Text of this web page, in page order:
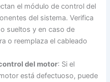
el módulo de control del
del sistema. Verifica
sueltos y en caso de
o reemplaza el cableado
del motor: Si el
está defectuoso, puede